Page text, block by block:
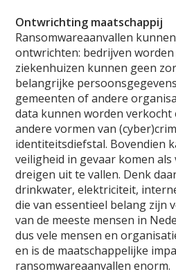
Ontwrichting maatschappij
Ransomwareaanvallen
ontwrichten: bedrijven
ziekenhuizen kunnen geen
belangrijke
gemeenten of andere
data kunnen worden
andere vormen van
identiteitsdiefstal. Bovendien
veiligheid in gevaar komen als
dreigen uit te vallen. Denk
drinkwater, elektriciteit,
die van essentieel belang zijn
van de meeste mensen in
dus vele mensen en
en is de maatschappelijke
ransomwareaanvallen enorm.